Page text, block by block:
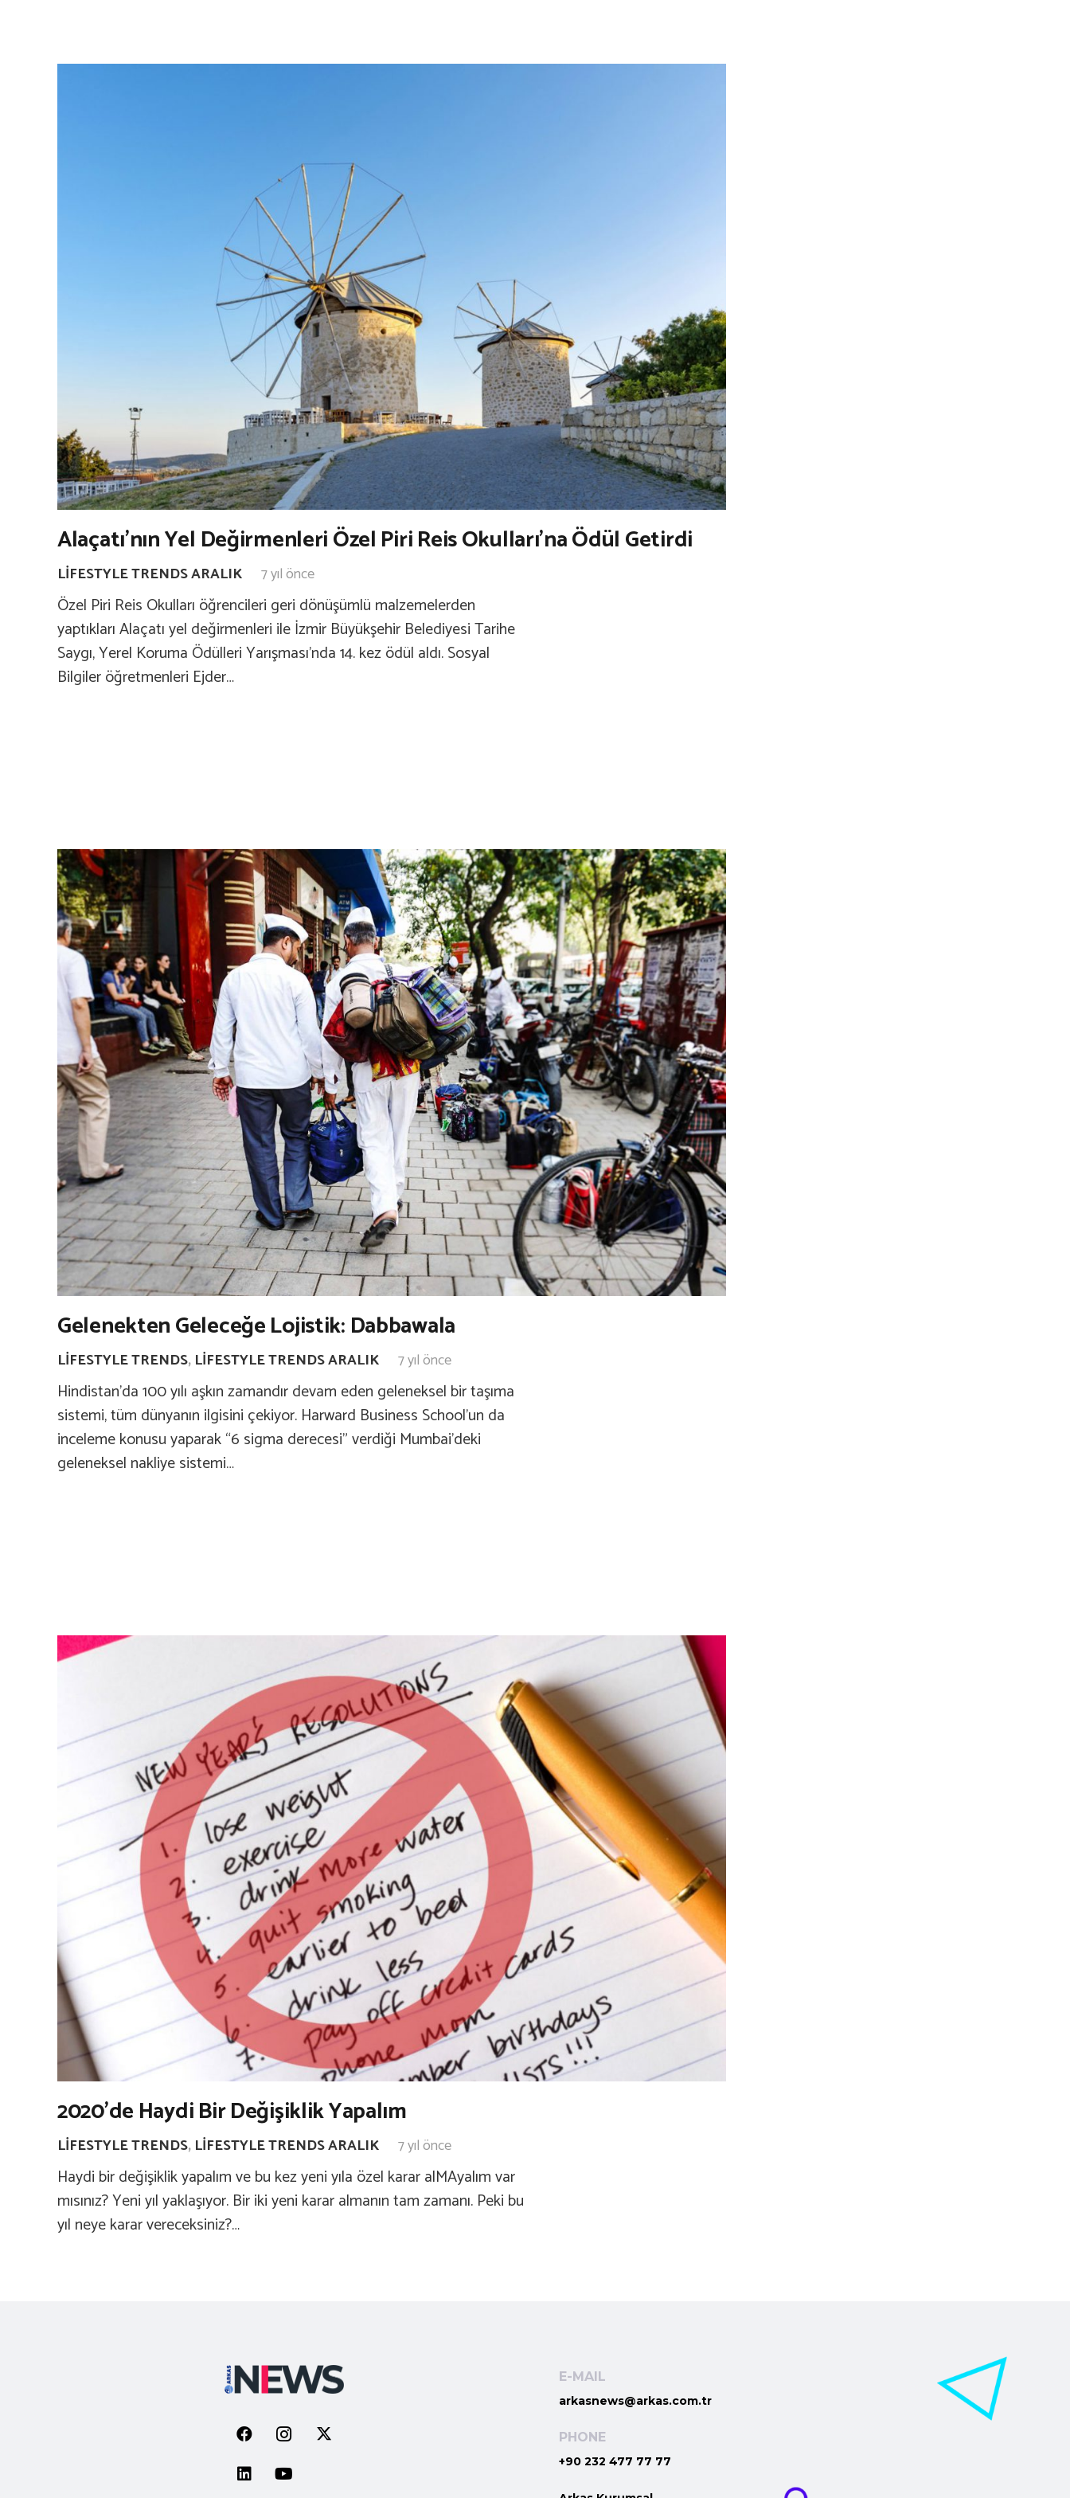
Alaçatı’nın Yel Değirmenleri Özel Piri Reis Okulları’na Ödül Getirdi
LIFESTYLE TRENDS ARALIK 7 yıl önce
Özel Piri Reis Okulları öğrencileri geri dönüşümlü malzemelerden
yaptıkları Alaçatı yel değirmenleri ile İzmir Büyükşehir Belediyesi Tarihe
Saygı, Yerel Koruma Ödülleri Yarışması’nda 14. kez ödül aldı. Sosyal
Bilgiler öğretmenleri Ejder…
Gelenekten Geleceğe Lojistik: Dabbawala
LIFESTYLE TRENDS, LIFESTYLE TRENDS ARALIK 7 yıl önce
Hindistan’da 100 yılı aşkın zamandır devam eden geleneksel bir taşıma
sistemi, tüm dünyanın ilgisini çekiyor. Harward Business School’un da
inceleme konusu yaparak “6 sigma derecesi” verdiği Mumbai’deki
geleneksel nakliye sistemi…
2020’de Haydi Bir Değişiklik Yapalım
LIFESTYLE TRENDS, LIFESTYLE TRENDS ARALIK 7 yıl önce
Haydi bir değişiklik yapalım ve bu kez yeni yıla özel karar alMAyalım var
mısınız? Yeni yıl yaklaşıyor. Bir iki yeni karar almanın tam zamanı. Peki bu
yıl neye karar vereceksiniz?…
E-MAIL
arkasnews@arkas.com.tr
PHONE
+90 232 477 77 77